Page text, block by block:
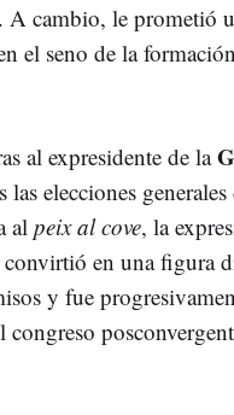
A cambio, le prometió
el seno de la
al expresidente de la
las elecciones
al peix al cove, la
convirtió en una figura
y fue
congreso